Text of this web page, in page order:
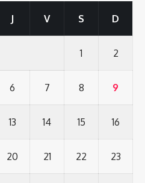
J V S D
1 2
6 7 8 9
13 14 15 16
20 21 22 23